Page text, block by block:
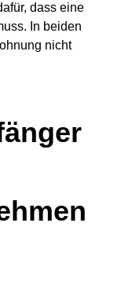
dass eine
In beiden
nicht